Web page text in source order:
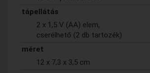
tápellátás
2 x 1,5 V (AA) elem,
cserélhető (2 db tartozék)
méret
12 x 7,3 x 3,5 cm